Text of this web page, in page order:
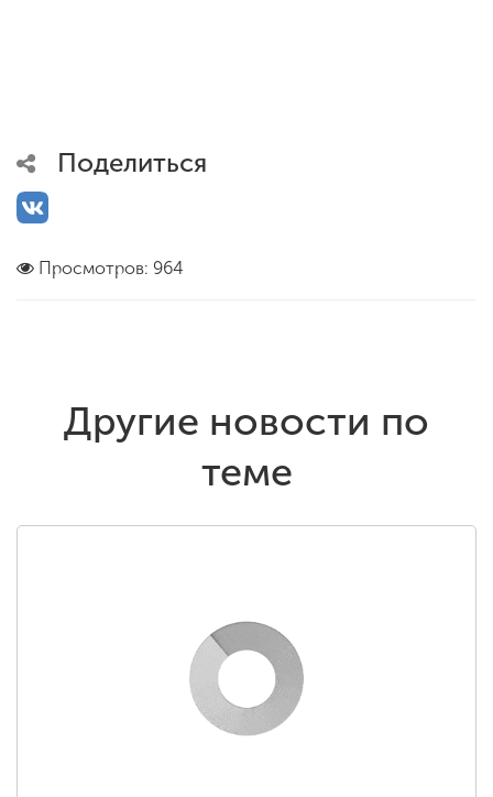
Поделиться
Просмотров: 964
Другие новости по
теме